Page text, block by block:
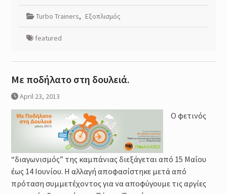
Turbo Trainers, Εξοπλισμός
featured
Με ποδήλατο στη δουλειά.
April 23, 2013
Ο φετινός
“διαγωνισμός” της καμπάνιας διεξάγεται από 15 Μαΐου
έως 14 Ιουνίου. Η αλλαγή αποφασίστηκε μετά από
πρόταση συμμετέχοντος για να αποφύγουμε τις αργίες